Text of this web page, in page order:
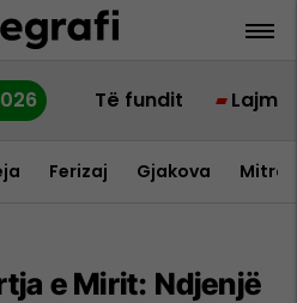
Të fundit Lajme
Ferizaj Gjakova
e Mirit: Ndjenjë